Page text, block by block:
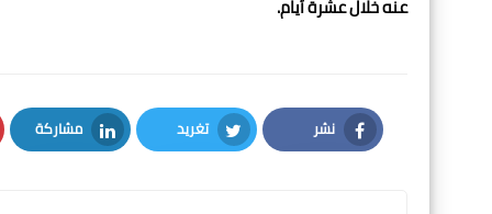
عنه خلال عشرة أيام.
نشر
Facebook
تغريد
Twitter
مشاركة
LinkedIn